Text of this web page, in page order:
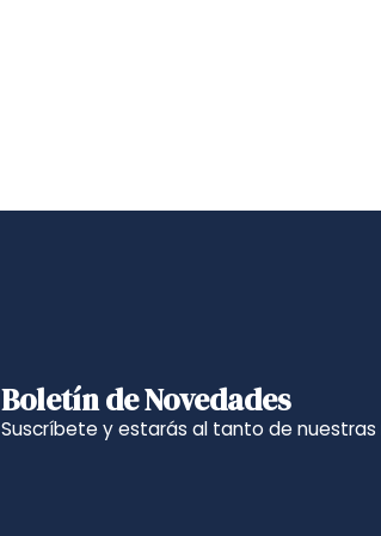
Boletín de Novedades
Suscríbete y estarás al tanto de